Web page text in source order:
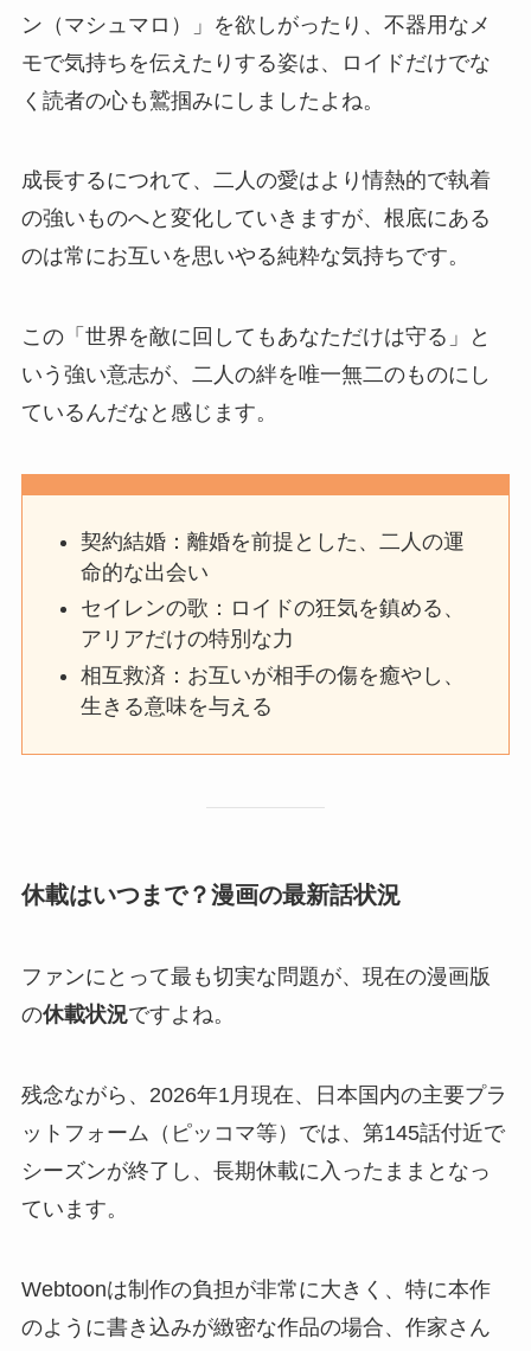
ン（マシュマロ）」を欲しがったり、不器用なメ
モで気持ちを伝えたりする姿は、ロイドだけでな
く読者の心も鷲掴みにしましたよね。
成長するにつれて、二人の愛はより情熱的で執着
の強いものへと変化していきますが、根底にある
のは常にお互いを思いやる純粋な気持ちです。
この「世界を敵に回してもあなただけは守る」と
いう強い意志が、二人の絆を唯一無二のものにし
ているんだなと感じます。
契約結婚：離婚を前提とした、二人の運
命的な出会い
セイレンの歌：ロイドの狂気を鎮める、
アリアだけの特別な力
相互救済：お互いが相手の傷を癒やし、
生きる意味を与える
休載はいつまで？漫画の最新話状況
ファンにとって最も切実な問題が、現在の漫画版
の休載状況ですよね。
残念ながら、2026年1月現在、日本国内の主要プラ
ットフォーム（ピッコマ等）では、第145話付近で
シーズンが終了し、長期休載に入ったままとなっ
ています。
Webtoonは制作の負担が非常に大きく、特に本作
のように書き込みが緻密な作品の場合、作家さん